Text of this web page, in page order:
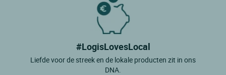
#LogisLovesLocal
Liefde voor de streek en de lokale producten zit in ons
DNA.